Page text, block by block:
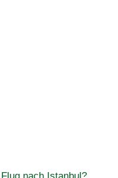
nach Istanbul?